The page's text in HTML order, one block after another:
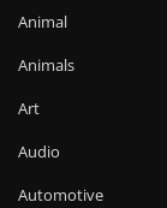
Animal
Animals
Art
Audio
Automotive